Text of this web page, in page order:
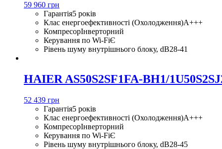
59 960 грн
Гарантія5 років
Клас енергоефективності (Охолодження)A+++
КомпресорІнверторний
Керування по Wi-FiЄ
Рівень шуму внутрішнього блоку, dB28-41
HAIER AS50S2SF1FA-BH1/
52 439 грн
Гарантія5 років
Клас енергоефективності (Охолодження)A+++
КомпресорІнверторний
Керування по Wi-FiЄ
Рівень шуму внутрішнього блоку, dB28-45